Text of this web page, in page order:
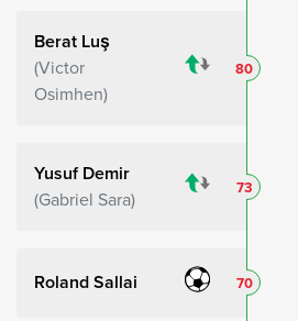
Berat Luş
Victor
Osimhen
80
Yusuf Demir
Gabriel Sara
73
Roland Sallai 70